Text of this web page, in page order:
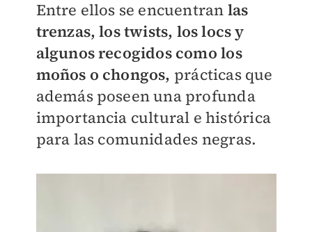
Entre ellos se encuentran las
trenzas, los twists, los locs y
algunos recogidos como los
moños o chongos, prácticas que
además poseen una profunda
importancia cultural e histórica
para las comunidades negras.